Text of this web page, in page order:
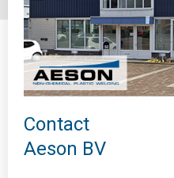
Contact
Aeson BV